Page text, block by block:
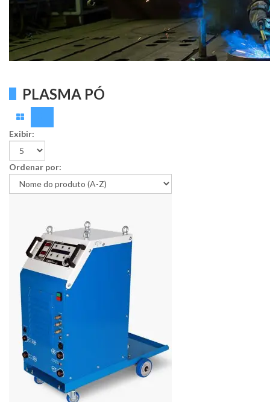
PLASMA PÓ
Exibir:
Ordenar por: